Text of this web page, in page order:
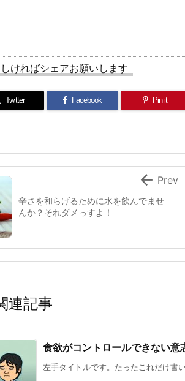
ければシェアお願いします
Twitter Facebook Pin it
辛さを和らげるために水を飲んでませ
んか？それダメっすよ！
 Prev
連記事
食欲がコントロールできない意
左手タイトルです。たったこれだけ書